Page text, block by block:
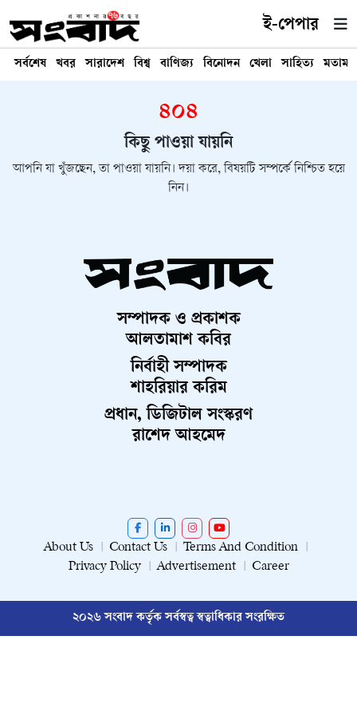
ই-পেপার
সর্বশেষ খবর সারাদেশ বিশ্ব বাণিজ্য বিনোদন খেলা সাহিত্য মতামত
৪০৪
কিছু পাওয়া যায়নি
আপনি যা খুঁজছেন, তা পাওয়া যায়নি। দয়া করে, বিষয়টি সম্পর্কে নিশ্চিত হয়ে
নিন।
সম্পাদক ও প্রকাশক
আলতামাশ কবির
নির্বাহী সম্পাদক
শাহরিয়ার করিম
প্রধান, ডিজিটাল সংস্করণ
রাশেদ আহমেদ
About Us Contact Us
Terms And Condition
Privacy Policy
Advertisement Career
২০২৬ সংবাদ কর্তৃক সর্বস্বত্ব স্বত্বাধিকার সংরক্ষিত